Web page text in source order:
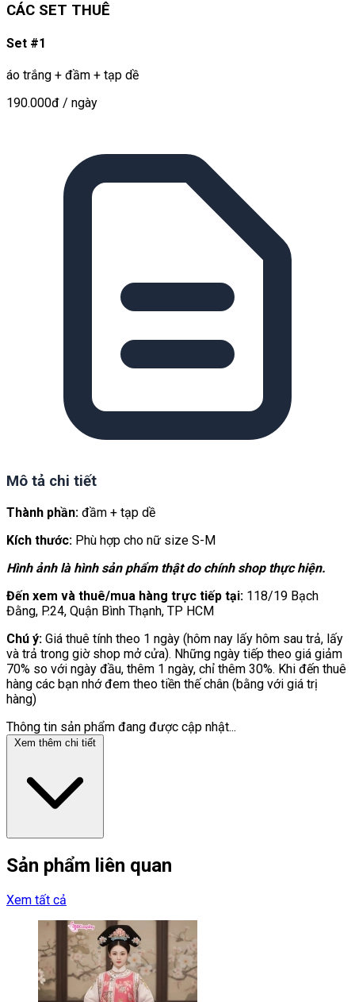
CÁC SET THUÊ
Set #1
áo trắng + đầm + tạp dề
190.000đ / ngày
Mô tả chi tiết
Thành phần: đầm + tạp dề
Kích thước: Phù hợp cho nữ size S-M
Hình ảnh là hình sản phẩm thật do chính shop thực hiện.
Đến xem và thuê/mua hàng trực tiếp tại: 118/19 Bạch
Đằng, P.24, Quận Bình Thạnh, TP HCM
Chú ý: Giá thuê tính theo 1 ngày (hôm nay lấy hôm sau trả, lấy
và trả trong giờ shop mở cửa). Những ngày tiếp theo giá giảm
70% so với ngày đầu, thêm 1 ngày, chỉ thêm 30%. Khi đến thuê
hàng các bạn nhớ đem theo tiền thế chân (bằng với giá trị
hàng)
Thông tin sản phẩm đang được cập nhật...
Xem thêm chi tiết
Sản phẩm liên quan
Xem tất cả